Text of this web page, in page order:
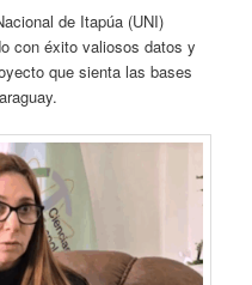
de Itapúa (UNI)
con éxito valiosos datos y
que sienta las bases